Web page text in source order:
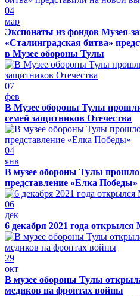
04
мар
Экспонаты из фондов Музея-
«Сталинградская битва»
в Музее обороны Тулы
07
фев
В Музее обороны Тулы
семей защитников Отечества
04
янв
В музее обороны Тулы прошло
представление «Елка Победы»
06
дек
6 декабря 2021 года
29
окт
В музее обороны Тулы
медиков на фронтах войны